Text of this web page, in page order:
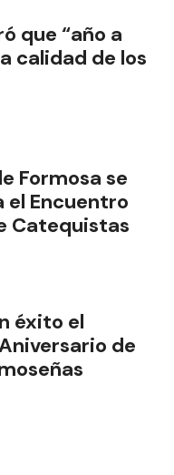
que “año a
calidad de los
Formosa se
el Encuentro
Catequistas
éxito el
de